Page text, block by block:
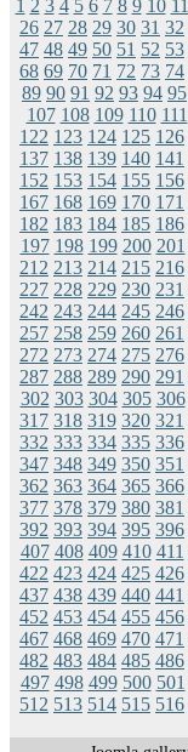
1 2 3 4 5 6 7 8 9 10 11
26 27 28 29 30 31 32
47 48 49 50 51 52 53
68 69 70 71 72 73 74
89 90 91 92 93 94 95
107 108 109 110 111
122 123 124 125 126
137 138 139 140 141
152 153 154 155 156
167 168 169 170 171
182 183 184 185 186
197 198 199 200 201
212 213 214 215 216
227 228 229 230 231
242 243 244 245 246
257 258 259 260 261
272 273 274 275 276
287 288 289 290 291
302 303 304 305 306
317 318 319 320 321
332 333 334 335 336
347 348 349 350 351
362 363 364 365 366
377 378 379 380 381
392 393 394 395 396
407 408 409 410 411
422 423 424 425 426
437 438 439 440 441
452 453 454 455 456
467 468 469 470 471
482 483 484 485 486
497 498 499 500 501
512 513 514 515 516